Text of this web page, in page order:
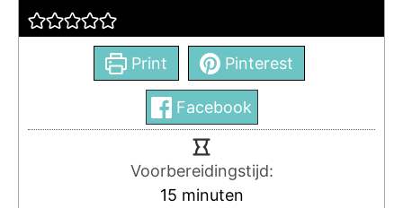
Print Pinterest
Facebook
Voorbereidingstijd:
15 minuten